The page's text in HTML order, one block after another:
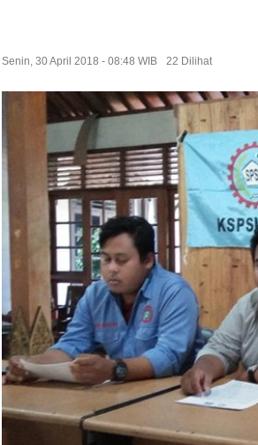
Senin, 30 April 2018 - 08:48 WIB 22 Dilihat